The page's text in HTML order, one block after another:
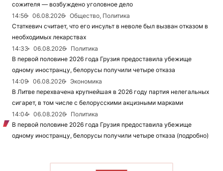
сожителя — возбуждено уголовное дело
14:56
06.08.2026
Общество, Политика
Статкевич считает, что его инсульт в неволе был вызван отказом в
необходимых лекарствах
14:33
06.08.2026
Политика
В первой половине 2026 года Грузия предоставила убежище
одному иностранцу, белорусы получили четыре отказа
14:09
06.08.2026
Экономика
В Литве перехвачена крупнейшая в 2026 году партия нелегальных
сигарет, в том числе с белорусскими акцизными марками
14:04
06.08.2026
Политика
В первой половине 2026 года Грузия предоставила убежище
одному иностранцу, белорусы получили четыре отказа (подробно)